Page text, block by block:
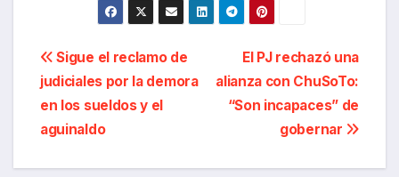
Navegación
de
entradas
El PJ rechazó una
alianza con ChuSoTo:
“Son incapaces” de
gobernar
Sigue el reclamo de
judiciales por la demora
en los sueldos y el
aguinaldo